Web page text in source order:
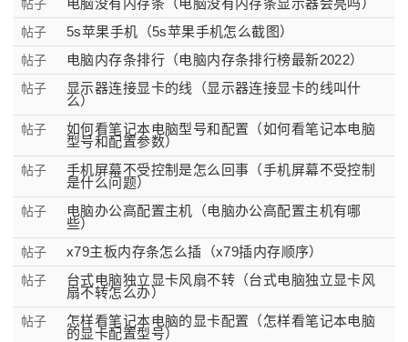
帖子 电脑没有内存条（电脑没有内存条显示器会亮吗）
帖子 5s苹果手机（5s苹果手机怎么截图）
帖子 电脑内存条排行（电脑内存条排行榜最新2022）
帖子
显示器连接显卡的线（显示器连接显卡的线叫什
么）
帖子
如何看笔记本电脑型号和配置（如何看笔记本电脑
型号和配置参数）
帖子
手机屏幕不受控制是怎么回事（手机屏幕不受控制
是什么问题）
帖子
电脑办公高配置主机（电脑办公高配置主机有哪
些）
帖子 x79主板内存条怎么插（x79插内存顺序）
帖子
台式电脑独立显卡风扇不转（台式电脑独立显卡风
扇不转怎么办）
帖子
怎样看笔记本电脑的显卡配置（怎样看笔记本电脑
的显卡配置型号）